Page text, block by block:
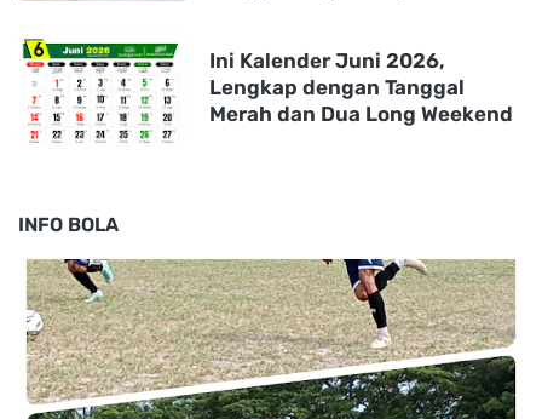
Ini Kalender Juni 2026,
Lengkap dengan Tanggal
Merah dan Dua Long Weekend
INFO BOLA